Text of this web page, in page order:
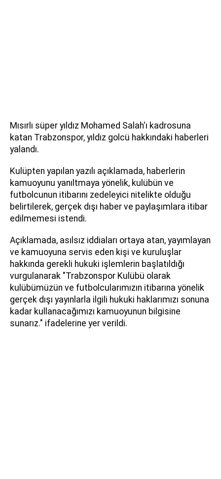
Mısırlı süper yıldız Mohamed Salah'ı kadrosuna
katan Trabzonspor, yıldız golcü hakkındaki haberleri
yalandı.
Kulüpten yapılan yazılı açıklamada, haberlerin
kamuoyunu yanıltmaya yönelik, kulübün ve
futbolcunun itibarını zedeleyici nitelikte olduğu
belirtilerek, gerçek dışı haber ve paylaşımlara itibar
edilmemesi istendi.
Açıklamada, asılsız iddiaları ortaya atan, yayımlayan
ve kamuoyuna servis eden kişi ve kuruluşlar
hakkında gerekli hukuki işlemlerin başlatıldığı
vurgulanarak "Trabzonspor Kulübü olarak
kulübümüzün ve futbolcularımızın itibarına yönelik
gerçek dışı yayınlarla ilgili hukuki haklarımızı sonuna
kadar kullanacağımızı kamuoyunun bilgisine
sunarız." ifadelerine yer verildi.